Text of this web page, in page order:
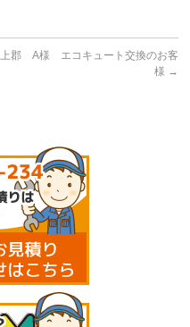
上郡 A様 エコキュート交換のお客
様 →